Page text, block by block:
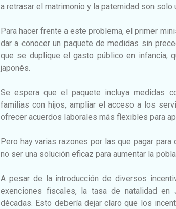
a retrasar el matrimonio y la paternidad son solo
Para hacer frente a este problema, el primer
dar a conocer un paquete de medidas sin
que se duplique el gasto público en infancia,
japonés.
Se espera que el paquete incluya medidas
familias con hijos, ampliar el acceso a los
ofrecer acuerdos laborales más flexibles para
Pero hay varias razones por las que pagar
no ser una solución eficaz para aumentar la
A pesar de la introducción de diversos
exenciones fiscales, la tasa de natalidad
décadas. Esto debería dejar claro que los